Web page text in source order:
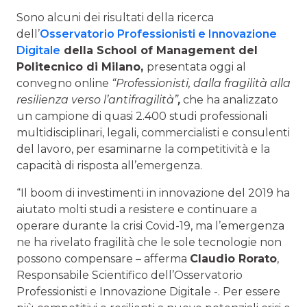
Sono alcuni dei risultati della ricerca
dell’Osservatorio Professionisti e Innovazione
Digitale della School of Management del
Politecnico di Milano, presentata oggi al
convegno online “Professionisti, dalla fragilità alla
resilienza verso l’antifragilità”, che ha analizzato
un campione di quasi 2.400 studi professionali
multidisciplinari, legali, commercialisti e consulenti
del lavoro, per esaminarne la competitività e la
capacità di risposta all’emergenza.
“Il boom di investimenti in innovazione del 2019 ha
aiutato molti studi a resistere e continuare a
operare durante la crisi Covid-19, ma l’emergenza
ne ha rivelato fragilità che le sole tecnologie non
possono compensare – afferma Claudio Rorato,
Responsabile Scientifico dell’Osservatorio
Professionisti e Innovazione Digitale -. Per essere